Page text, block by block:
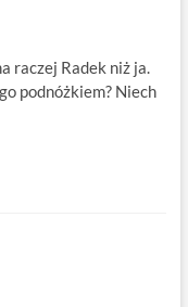
raczej Radek niż ja.
podnóżkiem? Niech